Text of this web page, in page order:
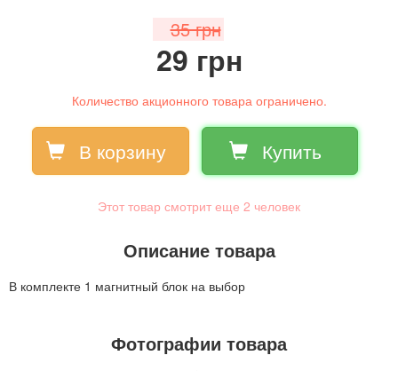
35 грн
29 грн
Количество акционного товара ограничено.
В корзину Купить
Этот товар смотрит еще 2 человек
Описание товара
В комплекте 1 магнитный блок на выбор
Фотографии товара